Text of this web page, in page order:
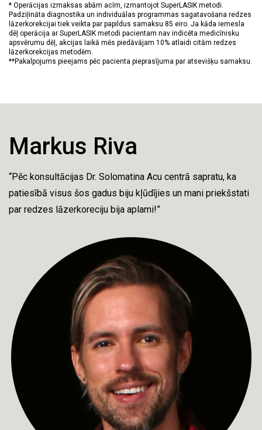
* Operācijas izmaksas abām acīm, izmantojot SuperLASIK metodi.
Padziļināta diagnostika un individuālas programmas sagatavošana redzes
lāzerkorekcijai tiek veikta par papildus samaksu 85 eiro. Ja kāda iemesla
dēļ operācija ar SuperLASIK metodi pacientam nav indicēta medicīnisku
apsvērumu dēļ, akcijas laikā mēs piedāvājam 10% atlaidi citām redzes
lāzerkorekcijas metodēm.
**Pakalpojums pieejams pēc pacienta pieprasījuma par atsevišķu samaksu.
Markus Riva
“Pēc konsultācijas Dr. Solomatina Acu centrā sapratu, ka
patiesībā visus šos gadus biju kļūdījies un mani priekšstati
par redzes lāzerkoreciju bija aplami!”